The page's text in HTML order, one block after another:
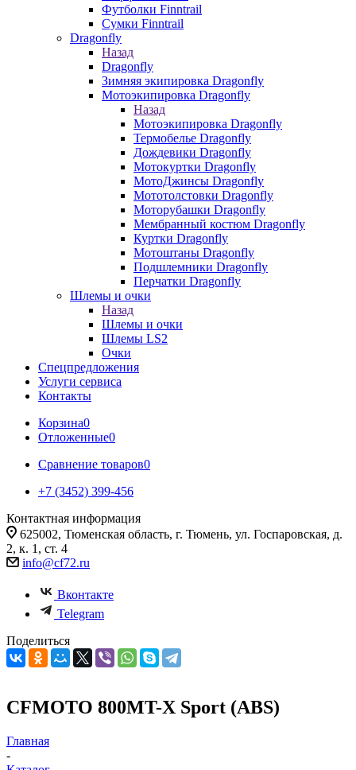
Футболки Finntrail
Сумки Finntrail
Dragonfly
Назад
Dragonfly
Зимняя экипировка Dragonfly
Мотоэкипировка Dragonfly
Назад
Мотоэкипировка Dragonfly
Термобелье Dragonfly
Дождевики Dragonfly
Мотокуртки Dragonfly
МотоДжинсы Dragonfly
Мототолстовки Dragonfly
Моторубашки Dragonfly
Мембранный костюм Dragonfly
Куртки Dragonfly
Мотоштаны Dragonfly
Подшлемники Dragonfly
Перчатки Dragonfly
Шлемы и очки
Назад
Шлемы и очки
Шлемы LS2
Очки
Спецпредложения
Услуги сервиса
Контакты
Корзина0
Отложенные0
Сравнение товаров0
+7 (3452) 399-456
Контактная информация
625002, Тюменская область, г. Тюмень, ул. Госпаровская, д.
2, к. 1, ст. 4
info@cf72.ru
Вконтакте
Telegram
Поделиться
CFMOTO 800MT-X Sport (ABS)
Главная
-